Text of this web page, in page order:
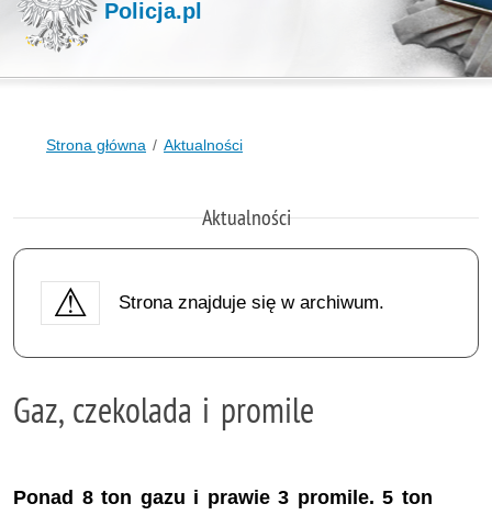
Policja.pl
Strona główna Aktualności
Aktualności
Strona znajduje się w archiwum.
Gaz, czekolada i promile
Ponad 8 ton gazu i prawie 3 promile. 5 ton